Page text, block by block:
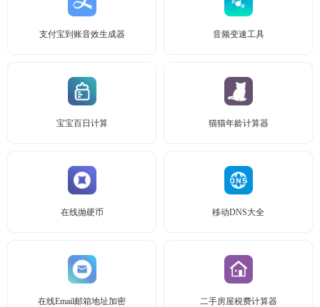
支付宝到账音效生成器 音频变速工具
宝宝百日计算 猫猫年龄计算器
在线抛硬币 移动DNS大全
在线Email邮箱地址加密 二手房屋税费计算器